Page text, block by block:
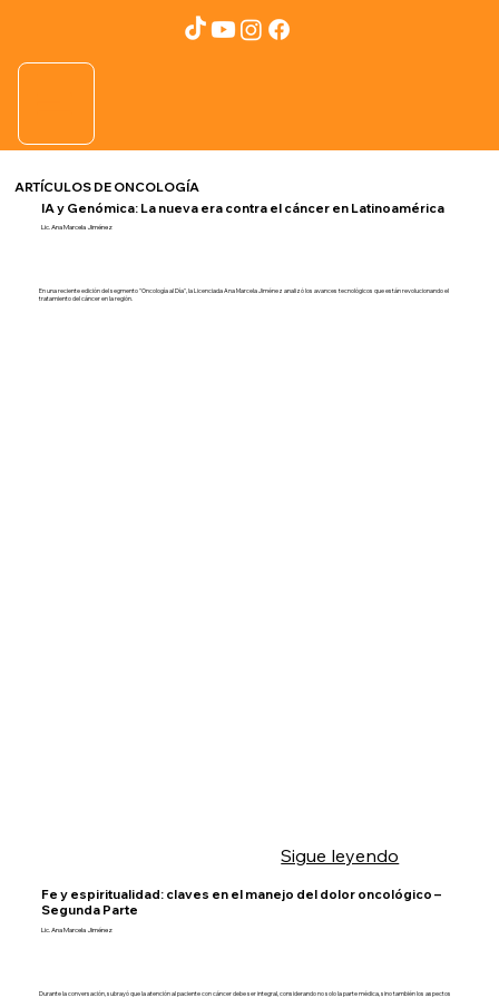
ARTÍCULOS DE ONCOLOGÍA
IA y Genómica: La nueva era contra el cáncer en Latinoamérica
Lic. Ana Marcela Jiménez
En una reciente edición del segmento "Oncología al Día", la Licenciada Ana Marcela Jiménez analizó los avances tecnológicos que están revolucionando el
tratamiento del cáncer en la región.
Sigue leyendo
Fe y espiritualidad: claves en el manejo del dolor oncológico –
Segunda Parte
Lic. Ana Marcela Jiménez
Durante la conversación, subrayó que la atención al paciente con cáncer debe ser integral, considerando no solo la parte médica, sino también los aspectos